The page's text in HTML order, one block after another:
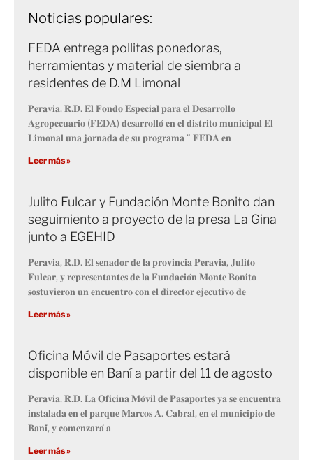
Noticias populares:
FEDA entrega pollitas ponedoras,
herramientas y material de siembra a
residentes de D.M Limonal
𝐏𝐞𝐫𝐚𝐯𝐢𝐚, 𝐑.𝐃. 𝐄𝐥 𝐅𝐨𝐧𝐝𝐨 𝐄𝐬𝐩𝐞𝐜𝐢𝐚𝐥 𝐩𝐚𝐫𝐚 𝐞𝐥 𝐃𝐞𝐬𝐚𝐫𝐫𝐨𝐥𝐥𝐨
𝐀𝐠𝐫𝐨𝐩𝐞𝐜𝐮𝐚𝐫𝐢𝐨 (𝐅𝐄𝐃𝐀) 𝐝𝐞𝐬𝐚𝐫𝐫𝐨𝐥𝐥𝐨́ 𝐞𝐧 𝐞𝐥 𝐝𝐢𝐬𝐭𝐫𝐢𝐭𝐨 𝐦𝐮𝐧𝐢𝐜𝐢𝐩𝐚𝐥 𝐄𝐥
𝐋𝐢𝐦𝐨𝐧𝐚𝐥 𝐮𝐧𝐚 𝐣𝐨𝐫𝐧𝐚𝐝𝐚 𝐝𝐞 𝐬𝐮 𝐩𝐫𝐨𝐠𝐫𝐚𝐦𝐚 “ 𝐅𝐄𝐃𝐀 𝐞𝐧
Leer más »
Julito Fulcar y Fundación Monte Bonito dan
seguimiento a proyecto de la presa La Gina
junto a EGEHID
𝐏𝐞𝐫𝐚𝐯𝐢𝐚, 𝐑.𝐃. 𝐄𝐥 𝐬𝐞𝐧𝐚𝐝𝐨𝐫 𝐝𝐞 𝐥𝐚 𝐩𝐫𝐨𝐯𝐢𝐧𝐜𝐢𝐚 𝐏𝐞𝐫𝐚𝐯𝐢𝐚, 𝐉𝐮𝐥𝐢𝐭𝐨
𝐅𝐮𝐥𝐜𝐚𝐫, 𝐲 𝐫𝐞𝐩𝐫𝐞𝐬𝐞𝐧𝐭𝐚𝐧𝐭𝐞𝐬 𝐝𝐞 𝐥𝐚 𝐅𝐮𝐧𝐝𝐚𝐜𝐢𝐨́𝐧 𝐌𝐨𝐧𝐭𝐞 𝐁𝐨𝐧𝐢𝐭𝐨
𝐬𝐨𝐬𝐭𝐮𝐯𝐢𝐞𝐫𝐨𝐧 𝐮𝐧 𝐞𝐧𝐜𝐮𝐞𝐧𝐭𝐫𝐨 𝐜𝐨𝐧 𝐞𝐥 𝐝𝐢𝐫𝐞𝐜𝐭𝐨𝐫 𝐞𝐣𝐞𝐜𝐮𝐭𝐢𝐯𝐨 𝐝𝐞
Leer más »
Oficina Móvil de Pasaportes estará
disponible en Baní a partir del 11 de agosto
𝐏𝐞𝐫𝐚𝐯𝐢𝐚, 𝐑.𝐃. 𝐋𝐚 𝐎𝐟𝐢𝐜𝐢𝐧𝐚 𝐌𝐨́𝐯𝐢𝐥 𝐝𝐞 𝐏𝐚𝐬𝐚𝐩𝐨𝐫𝐭𝐞𝐬 𝐲𝐚 𝐬𝐞 𝐞𝐧𝐜𝐮𝐞𝐧𝐭𝐫𝐚
𝐢𝐧𝐬𝐭𝐚𝐥𝐚𝐝𝐚 𝐞𝐧 𝐞𝐥 𝐩𝐚𝐫𝐪𝐮𝐞 𝐌𝐚𝐫𝐜𝐨𝐬 𝐀. 𝐂𝐚𝐛𝐫𝐚𝐥, 𝐞𝐧 𝐞𝐥 𝐦𝐮𝐧𝐢𝐜𝐢𝐩𝐢𝐨 𝐝𝐞
𝐁𝐚𝐧𝐢́, 𝐲 𝐜𝐨𝐦𝐞𝐧𝐳𝐚𝐫𝐚́ 𝐚
Leer más »